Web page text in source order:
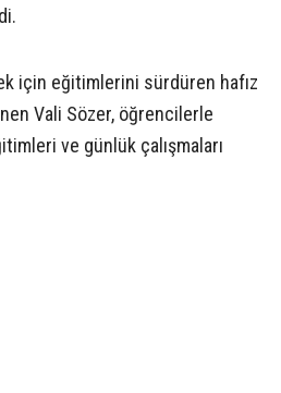
için eğitimlerini sürdüren hafız
Vali Sözer, öğrencilerle
ve günlük çalışmaları